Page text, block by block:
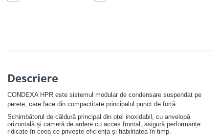
Descriere
CONDEXA HPR este sistemul modular de condensare suspendat pe
perete, care face din compactitate principalul punct de forță.
Schimbătorul de căldură principal din oțel inoxidabil, cu anvelopă
orizontală și cameră de ardere cu acces frontal, asigură performanțe
ridicate în ceea ce privește eficiența și fiabilitatea în timp.